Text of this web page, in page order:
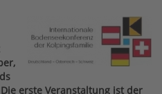
erste Veranstaltung ist der